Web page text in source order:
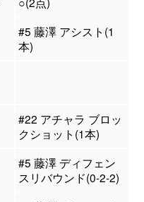
#5 藤澤 アシスト(1
本)
#22 アチャラ ブロッ
クショット(1本)
#5 藤澤 ディフェン
スリバウンド(0-2-2)